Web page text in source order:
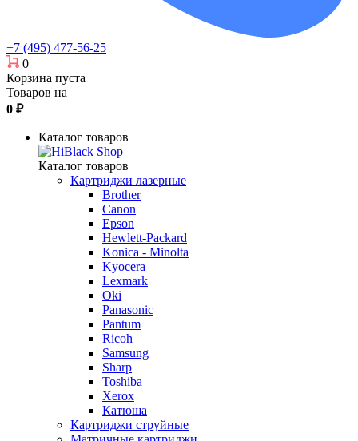
+7 (495) 477-56-25
0
Корзина пуста
Товаров на
0 ₽
Каталог товаров
Каталог товаров
Картриджи лазерные
Brother
Canon
Epson
Hewlett-Packard
Konica - Minolta
Kyocera
Lexmark
Oki
Panasonic
Pantum
Ricoh
Samsung
Sharp
Toshiba
Xerox
Катюша
Картриджи струйные